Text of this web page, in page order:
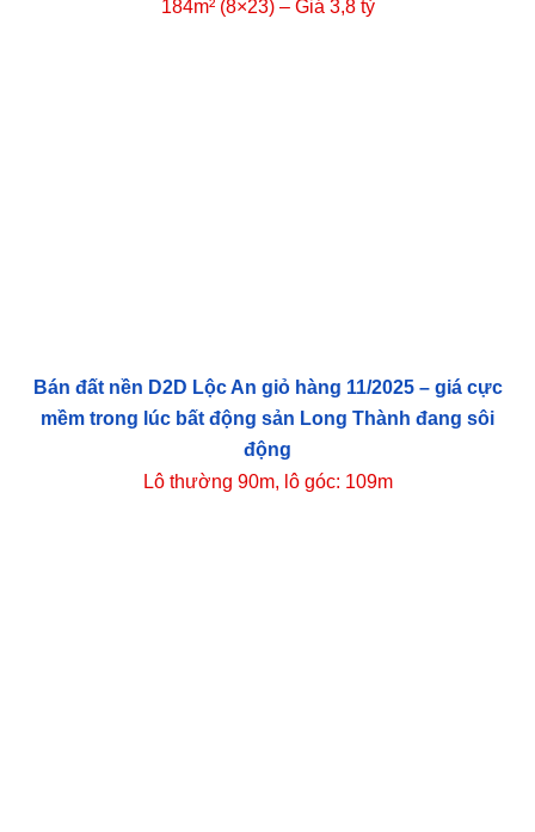
184m² (8×23) – Giá 3,8 tỷ
Bán đất nền D2D Lộc An giỏ hàng 11/2025 – giá cực
mềm trong lúc bất động sản Long Thành đang sôi
động
Lô thường 90m, lô góc: 109m